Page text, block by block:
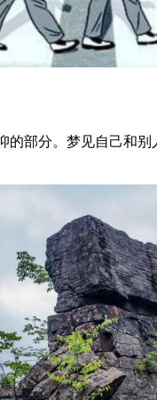
的部分。梦见自己和